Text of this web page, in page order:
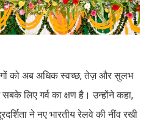
को अब अधिक स्वच्छ, तेज़ और सुलभ
लिए गर्व का क्षण है। उन्होंने कहा,
ने नए भारतीय रेलवे की नींव रखी